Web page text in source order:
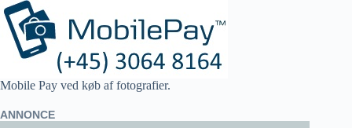
Mobile Pay ved køb af fotografier.
ANNONCE